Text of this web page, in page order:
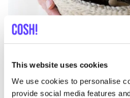
This website uses cookies
We use cookies to personalise
provide social media features